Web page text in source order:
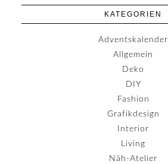
KATEGORIEN
Adventskalender
Allgemein
Deko
DIY
Fashion
Grafikdesign
Interior
Living
Näh-Atelier